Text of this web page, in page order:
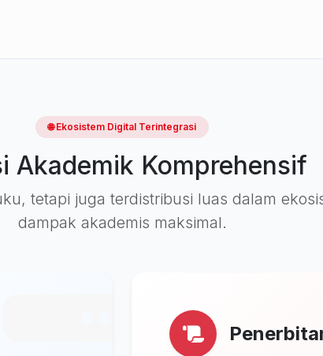
🌐 Ekosistem Digital Terintegrasi
Akademik Komprehensif
tetapi juga terdistribusi luas dalam
dampak akademis maksimal.